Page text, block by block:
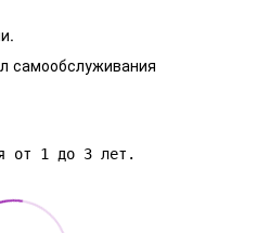
самообслуживания
от 1 до 3 лет.